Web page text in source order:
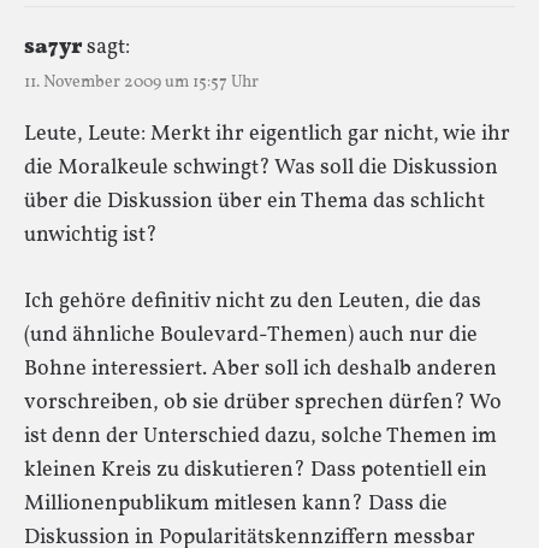
sa7yrsagt:
11. November 2009 um 15:57 Uhr
Leute, Leute: Merkt ihr eigentlich gar nicht, wie ihr
die Moralkeule schwingt? Was soll die Diskussion
über die Diskussion über ein Thema das schlicht
unwichtig ist?
Ich gehöre definitiv nicht zu den Leuten, die das
(und ähnliche Boulevard-Themen) auch nur die
Bohne interessiert. Aber soll ich deshalb anderen
vorschreiben, ob sie drüber sprechen dürfen? Wo
ist denn der Unterschied dazu, solche Themen im
kleinen Kreis zu diskutieren? Dass potentiell ein
Millionenpublikum mitlesen kann? Dass die
Diskussion in Popularitätskennziffern messbar